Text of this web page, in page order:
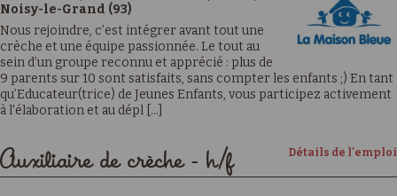
Noisy-le-Grand (93)
Nous rejoindre, c’est intégrer avant tout une
crèche et une équipe passionnée. Le tout au
sein d’un groupe reconnu et apprécié : plus de
9 parents sur 10 sont satisfaits, sans compter les enfants ;) En tant
qu’Educateur(trice) de Jeunes Enfants, vous participez activement
à l'élaboration et au dépl [...]
Détails de l'emploi
Auxiliaire de crèche - h/f